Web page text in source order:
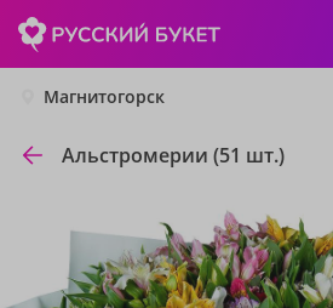
Магнитогорск
Альстромерии (51 шт.)